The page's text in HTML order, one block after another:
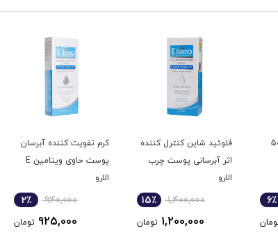
ایروکس50
6٪
فلوئید شاین کنترل کننده
اثر آبرسانی پوست چرب
الارو
1,400,000 15٪
1,200,000 تومان
کرم تقویت کننده آبرسان
پوست حاوی ویتامین E
الارو
940,000 2٪
925,000 تومان